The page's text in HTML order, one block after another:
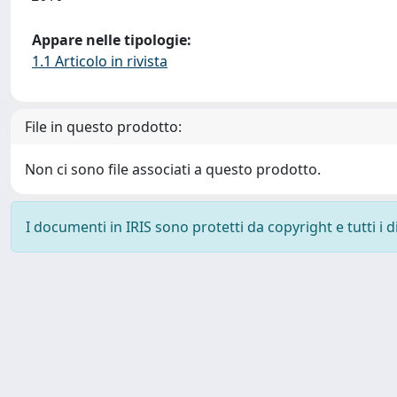
Appare nelle tipologie:
1.1 Articolo in rivista
File in questo prodotto:
Non ci sono file associati a questo prodotto.
I documenti in IRIS sono protetti da copyright e tutti i